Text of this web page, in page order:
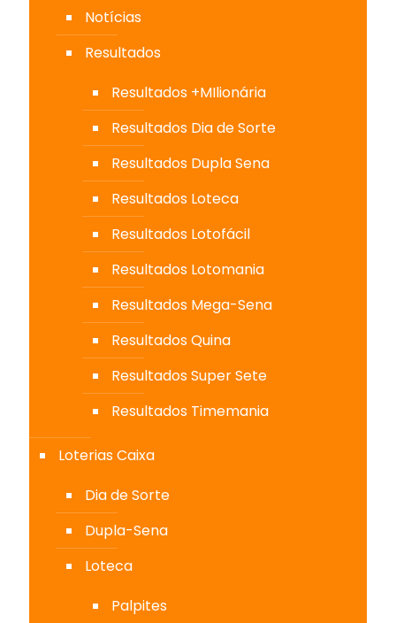
Notícias
Resultados
Resultados +MIlionária
Resultados Dia de Sorte
Resultados Dupla Sena
Resultados Loteca
Resultados Lotofácil
Resultados Lotomania
Resultados Mega-Sena
Resultados Quina
Resultados Super Sete
Resultados Timemania
Loterias Caixa
Dia de Sorte
Dupla-Sena
Loteca
Palpites